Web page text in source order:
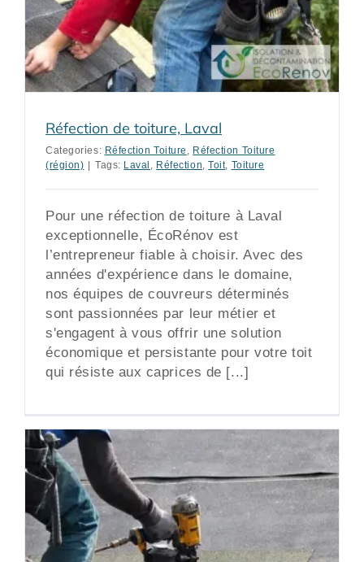
Réfection de toiture, Laval
Categories: Réfection Toiture
Réfection Toiture
(région) | Tags: Laval Réfection ,Toit, Toiture
Pour une réfection de toiture à Laval
exceptionnelle, ÉcoRénov est
l’entrepreneur fiable à choisir. Avec des
années d'expérience dans le domaine,
nos équipes de couvreurs déterminés
sont passionnées par leur métier et
s'engagent à vous offrir une solution
économique et persistante pour votre toit
qui résiste aux caprices de [...]